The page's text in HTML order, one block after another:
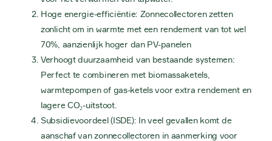
Hoge energie-efficiëntie: Zonnecollectoren zetten
zonlicht om in warmte met een rendement van tot wel
70%, aanzienlijk hoger dan PV-panelen
Verhoogt duurzaamheid van bestaande systemen:
Perfect te combineren met biomassaketels,
warmtepompen of gas-ketels voor extra rendement en
lagere CO₂-uitstoot.
Subsidievoordeel (ISDE): In veel gevallen komt de
aanschaf van zonnecollectoren in aanmerking voor